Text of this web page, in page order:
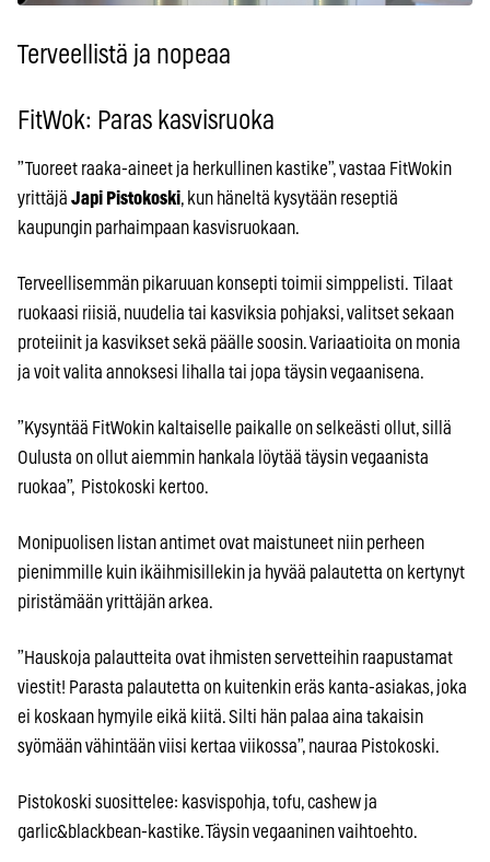
Terveellistä ja nopeaa
FitWok: Paras kasvisruoka
”Tuoreet raaka-aineet ja herkullinen kastike”, vastaa FitWokin
yrittäjä Japi Pistokoski, kun häneltä kysytään reseptiä
kaupungin parhaimpaan kasvisruokaan.
Terveellisemmän pikaruuan konsepti toimii simppelisti. Tilaat
ruokaasi riisiä, nuudelia tai kasviksia pohjaksi, valitset sekaan
proteiinit ja kasvikset sekä päälle soosin. Variaatioita on monia
ja voit valita annoksesi lihalla tai jopa täysin vegaanisena.
”Kysyntää FitWokin kaltaiselle paikalle on selkeästi ollut, sillä
Oulusta on ollut aiemmin hankala löytää täysin vegaanista
ruokaa”, Pistokoski kertoo.
Monipuolisen listan antimet ovat maistuneet niin perheen
pienimmille kuin ikäihmisillekin ja hyvää palautetta on kertynyt
piristämään yrittäjän arkea.
”Hauskoja palautteita ovat ihmisten servetteihin raapustamat
viestit! Parasta palautetta on kuitenkin eräs kanta-asiakas, joka
ei koskaan hymyile eikä kiitä. Silti hän palaa aina takaisin
syömään vähintään viisi kertaa viikossa”, nauraa Pistokoski.
Pistokoski suosittelee: kasvispohja, tofu, cashew ja
garlic&blackbean-kastike. Täysin vegaaninen vaihtoehto.